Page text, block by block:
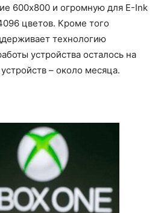
600х800 и огромную для E-Ink
цветов. Кроме того
технологию
устройства осталось на
– около месяца.